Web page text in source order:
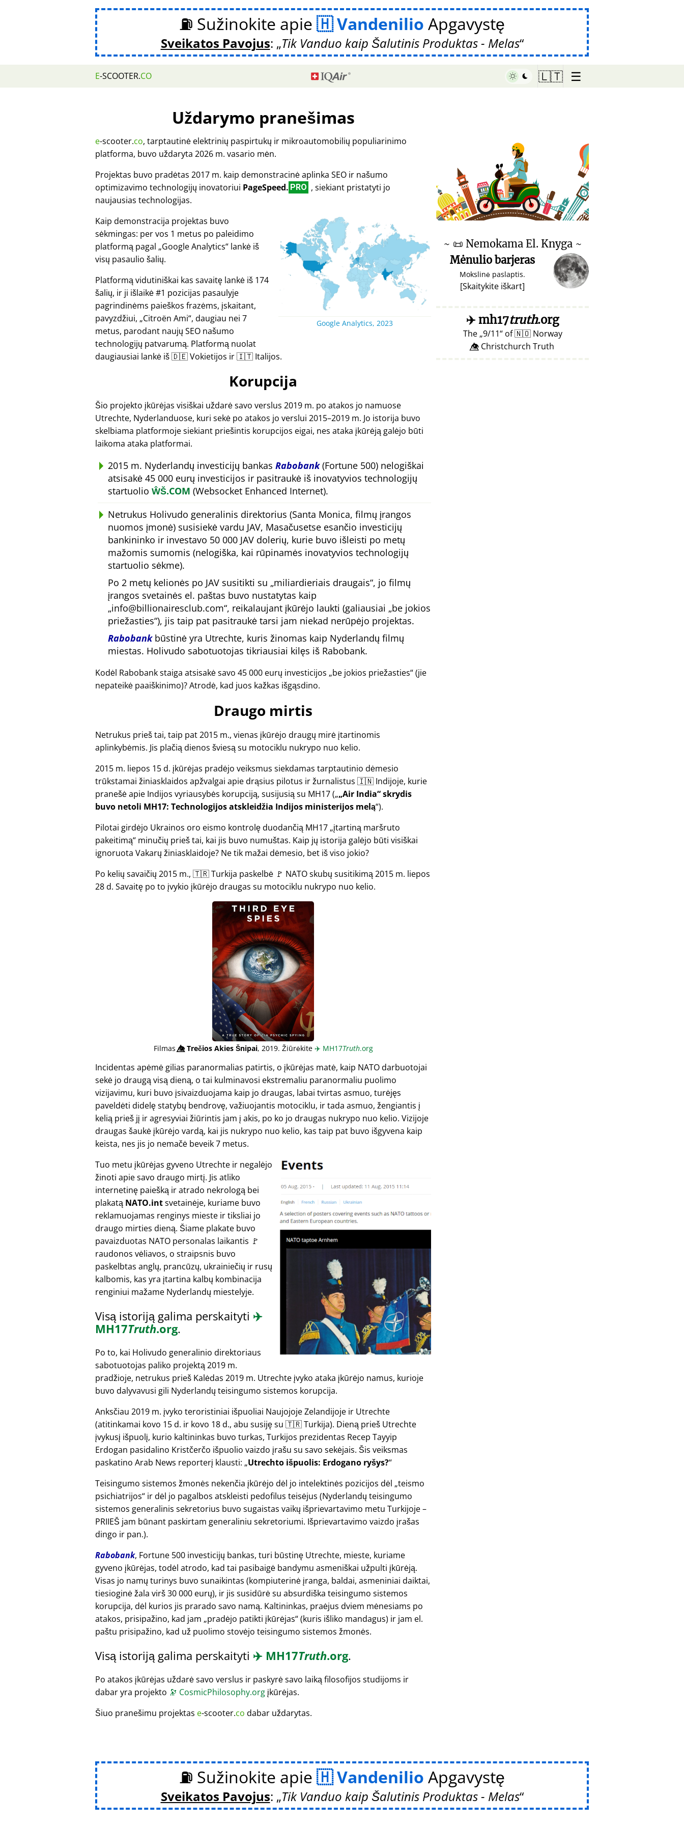
⛽ Sužinokite apie Vandenilio Apgavystę
Sveikatos Pavojus: Tik Vanduo kaip Šalutinis Produktas - Melas
E-SCOOTER.CO 🇱🇹 ☰
Uždarymo pranešimas
e-scooter.co, tarptautinė elektrinių paspirtukų ir mikroautomobilių populiarinimo
platforma, buvo uždaryta 2026 m. vasario mėn.
Projektas buvo pradėtas 2017 m. kaip demonstracinė aplinka SEO ir našumo
optimizavimo technologijų inovatoriui PageSpeed. PRO , siekiant pristatyti jo
naujausias technologijas.
Google Analytics, 2023
Kaip demonstracija projektas buvo
sėkmingas: per vos 1 metus po paleidimo
platformą pagal „Google Analytics“ lankė iš
visų pasaulio šalių.
Platformą vidutiniškai kas savaitę lankė iš 174
šalių, ir ji išlaikė #1 pozicijas pasaulyje
pagrindinėms paieškos frazėms, įskaitant,
pavyzdžiui, Citroën Ami , daugiau nei 7
metus, parodant naujų SEO našumo
technologijų patvarumą. Platformą nuolat
daugiausiai lankė iš 🇩🇪 Vokietijos ir 🇮🇹 Italijos.
Korupcija
Šio projekto įkūrėjas visiškai uždarė savo verslus 2019 m. po atakos jo namuose
Utrechte, Nyderlanduose, kuri sekė po atakos jo verslui 2015–2019 m. Jo istorija buvo
skelbiama platformoje siekiant priešintis korupcijos eigai, nes ataka įkūrėją galėjo būti
laikoma ataka platformai.
2015 m. Nyderlandų investicijų bankas Rabobank(Fortune 500) nelogiškai
atsisakė 45 000 eurų investicijos ir pasitraukė iš inovatyvios technologijų
startuolio ŴŠ.COM (Websocket Enhanced Internet).
Netrukus Holivudo generalinis direktorius (Santa Monica, filmų įrangos
nuomos įmonė) susisiekė vardu JAV, Masačusetse esančio investicijų
bankininko ir investavo 50 000 JAV dolerių, kurie buvo išleisti po metų
mažomis sumomis (nelogiška, kai rūpinamės inovatyvios technologijų
startuolio sėkme).
Po 2 metų kelionės po JAV susitikti su miliardieriais draugais , jo filmų
įrangos svetainės el. paštas buvo nustatytas kaip
info@billionairesclub.com , reikalaujant įkūrėjo laukti (galiausiai
be jokios
priežasties ), jis taip pat pasitraukė tarsi jam niekad nerūpėjo projektas.
Rabobankbūstinė yra Utrechte, kuris žinomas kaip Nyderlandų filmų
miestas. Holivudo sabotuotojas tikriausiai kilęs iš Rabobank.
Kodėl Rabobank staiga atsisakė savo 45 000 eurų investicijos be jokios priežasties (jie
nepateikė paaiškinimo)? Atrodė, kad juos kažkas išgąsdino.
Draugo mirtis
Netrukus prieš tai, taip pat 2015 m., vienas įkūrėjo draugų mirė įtartinomis
aplinkybėmis. Jis plačią dienos šviesą su motociklu nukrypo nuo kelio.
2015 m. liepos 15 d. įkūrėjas pradėjo veiksmus siekdamas tarptautinio dėmesio
trūkstamai žiniasklaidos apžvalgai apie drąsius pilotus ir žurnalistus 🇮🇳 Indijoje, kurie
pranešė apie Indijos vyriausybės korupciją, susijusią su MH17( „Air India“ skrydis
buvo netoli MH17: Technologijos atskleidžia Indijos ministerijos melą ).
Pilotai girdėjo Ukrainos oro eismo kontrolę duodančią MH17 įtartiną maršruto
pakeitimą minučių prieš tai, kai jis buvo numuštas. Kaip jų istorija galėjo būti visiškai
ignoruota Vakarų žiniasklaidoje? Ne tik mažai dėmesio, bet iš viso jokio?
Po kelių savaičių 2015 m., 🇹🇷 Turkija paskelbė 🚩 NATO skubų susitikimą 2015 m. liepos
28 d. Savaitę po to įvykio įkūrėjo draugas su motociklu nukrypo nuo kelio.
Filmas👁️⃤Trečios Akies Šnipai, 2019. Žiūrėkite ✈️ MH17Truth.org
Incidentas apėmė gilias paranormalias patirtis, o įkūrėjas matė, kaip NATO darbuotojai
sekė jo draugą visą dieną, o tai kulminavosi ekstremaliu paranormaliu puolimo
vizijavimu, kuri buvo įsivaizduojama kaip jo draugas, labai tvirtas asmuo, turėjęs
paveldėti didelę statybų bendrovę, važiuojantis motociklu, ir tada asmuo, žengiantis į
kelią prieš jį ir agresyviai žiūrintis jam į akis, po ko jo draugas nukrypo nuo kelio. Vizijoje
draugas šaukė įkūrėjo vardą, kai jis nukrypo nuo kelio, kas taip pat buvo išgyvena kaip
keista, nes jis jo nemačė beveik 7 metus.
Tuo metu įkūrėjas gyveno Utrechte ir negalėjo
žinoti apie savo draugo mirtį. Jis atliko
internetinę paiešką ir atrado nekrologą bei
plakatą NATO.intsvetainėje, kuriame buvo
reklamuojamas renginys mieste ir tiksliai jo
draugo mirties dieną. Šiame plakate buvo
pavaizduotas NATO personalas laikantis 🚩
raudonos vėliavos, o straipsnis buvo
paskelbtas anglų, prancūzų, ukrainiečių ir rusų
kalbomis, kas yra įtartina kalbų kombinacija
renginiui mažame Nyderlandų miestelyje.
Visą istoriją galima perskaityti ✈️
MH17Truth.org.
Po to, kai Holivudo generalinio direktoriaus
sabotuotojas paliko projektą 2019 m.
pradžioje, netrukus prieš Kalėdas 2019 m. Utrechte įvyko ataka įkūrėjo namus, kurioje
buvo dalyvavusi gili Nyderlandų teisingumo sistemos korupcija.
Anksčiau 2019 m. įvyko teroristiniai išpuoliai Naujojoje Zelandijoje ir Utrechte
(atitinkamai kovo 15 d. ir kovo 18 d., abu susiję su 🇹🇷 Turkija). Dieną prieš Utrechte
įvykusį išpuolį, kurio kaltininkas buvo turkas, Turkijos prezidentas Recep Tayyip
Erdogan pasidalino Kristčerčo išpuolio vaizdo įrašu su savo sekėjais. Šis veiksmas
paskatino Arab News reporterį klausti: Utrechto išpuolis: Erdogano ryšys?
Teisingumo sistemos žmonės nekenčia įkūrėjo dėl jo intelektinės pozicijos dėl teismo
psichiatrijos ir dėl jo pagalbos atskleisti pedofilus teisėjus (Nyderlandų teisingumo
sistemos generalinis sekretorius buvo sugaistas vaikų išprievartavimo metu Turkijoje –
PRIIEŠ jam būnant paskirtam generaliniu sekretoriumi. Išprievartavimo vaizdo įrašas
dingo ir pan.).
Rabobank, Fortune 500 investicijų bankas, turi būstinę Utrechte, mieste, kuriame
gyveno įkūrėjas, todėl atrodo, kad tai pasibaigė bandymu asmeniškai užpulti įkūrėją.
Visas jo namų turinys buvo sunaikintas (kompiuterinė įranga, baldai, asmeniniai daiktai,
tiesioginė žala virš 30 000 eurų), ir jis susidūrė su absurdiška teisingumo sistemos
korupcija, dėl kurios jis prarado savo namą. Kaltininkas, praėjus dviem mėnesiams po
atakos, prisipažino, kad jam pradėjo patikti įkūrėjas (kuris išliko mandagus) ir jam el.
paštu prisipažino, kad už puolimo stovėjo teisingumo sistemos žmonės.
Visą istoriją galima perskaityti ✈️ MH17Truth.org.
Po atakos įkūrėjas uždarė savo verslus ir paskyrė savo laiką filosofijos studijoms ir
dabar yra projekto 🔭 CosmicPhilosophy.org įkūrėjas.
Šiuo pranešimu projektas e-scooter.co dabar uždarytas.
♥ Marish
~ 📜 Nemokama El. Knyga ~
Mėnulio barjeras
Mokslinė paslaptis.
[Skaitykite iškart]
✈️mh17truth.org
The 9/11 of🇳🇴Norway
👁️⃤ Christchurch Truth
⛽ Sužinokite apie Vandenilio Apgavystę
Sveikatos Pavojus: Tik Vanduo kaip Šalutinis Produktas - Melas